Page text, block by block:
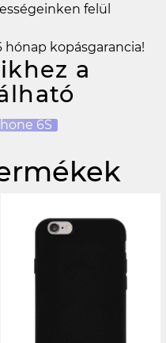
felül
kopásgarancia!
a
6S